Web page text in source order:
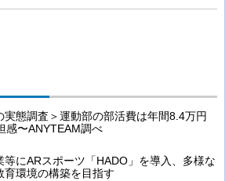
実態調査＞運動部の部活費は年間8.4万円
感〜ANYTEAM調べ
等にARスポーツ「HADO」を導入、多様な
育環境の構築を目指す